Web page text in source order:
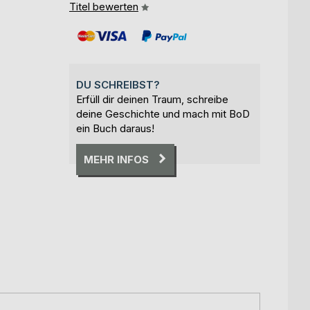
Titel bewerten
DU SCHREIBST?
Erfüll dir deinen Traum, schreibe
deine Geschichte und mach mit BoD
ein Buch daraus!
MEHR INFOS